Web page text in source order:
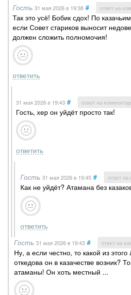
Гость 31 мая 2026в 19:38 # ответ на
Так это усё! Бобик сдох! По
если Совет стариков выносит
должен сложить полномочия!
ответить
31 мая 2026в 19:43 # ответ на
Гость, хер он уйдёт просто так!
ответить
Гость 31 мая 2026в 19:45 # ответ
Как не уйдёт? Атамана без
ответить
Гость 31 мая 2026в 19:43 # ответ на
Ну, а если честно, то какой из
откедова он в казачестве возник?
атаманы! Он хоть местный ...